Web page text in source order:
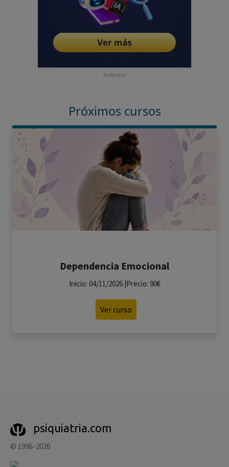
Publicidad
Próximos cursos
Dependencia Emocional
Inicio: 04/11/2026 |Precio: 90€
Ver curso
psiquiatria.com
© 1996–2026